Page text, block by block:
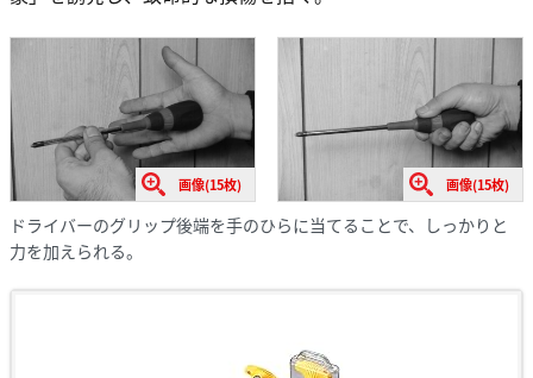
画像(15枚) 画像(15枚)
ドライバーのグリップ後端を手のひらに当てることで、しっかりと
力を加えられる。